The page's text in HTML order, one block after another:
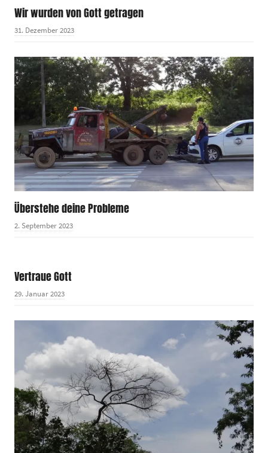
Wir wurden von Gott getragen
31. Dezember 2023
Überstehe deine Probleme
2. September 2023
Vertraue Gott
29. Januar 2023